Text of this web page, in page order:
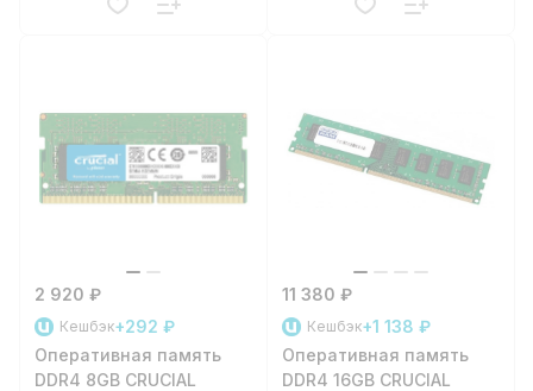
2 920 ₽
Кешбэк+292 ₽
Оперативная память
DDR4 8GB CRUCIAL
11 380 ₽
Кешбэк+1 138 ₽
Оперативная память
DDR4 16GB CRUCIAL